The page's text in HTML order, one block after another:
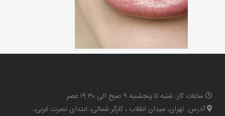
ساعات کار: شنبه تا پنجشنبه ۹ صبح الی ۱۹:۳۰ عصر
آدرس: تهران، میدان انقلاب ، کارگر شمالی، ابتدای نصرت غربی،